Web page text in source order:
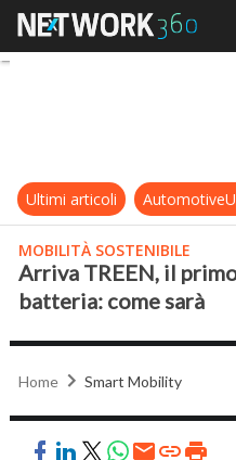
Ultimi articoli
MOBILITÀ SOSTENIBILE
Arriva TREEN, il
batteria: come sarà
Home Smart Mobility